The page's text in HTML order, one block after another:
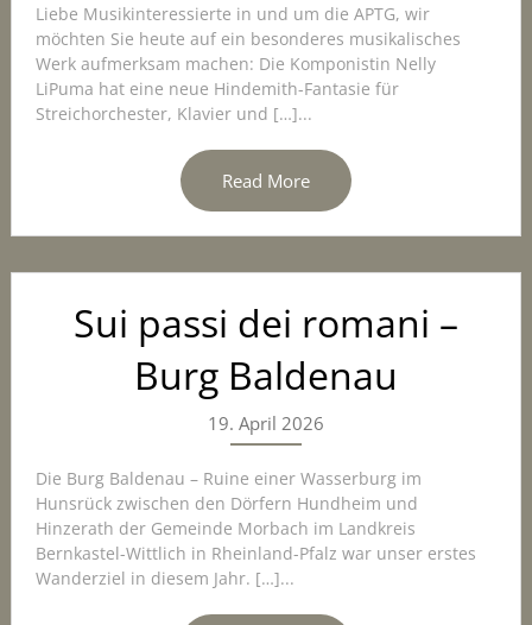
Liebe Musikinteressierte in und um die APTG, wir
möchten Sie heute auf ein besonderes musikalisches
Werk aufmerksam machen: Die Komponistin Nelly
LiPuma hat eine neue Hindemith-Fantasie für
Streichorchester, Klavier und […]...
Read More
Sui passi dei romani –
Burg Baldenau
19. April 2026
Die Burg Baldenau – Ruine einer Wasserburg im
Hunsrück zwischen den Dörfern Hundheim und
Hinzerath der Gemeinde Morbach im Landkreis
Bernkastel-Wittlich in Rheinland-Pfalz war unser erstes
Wanderziel in diesem Jahr. […]...